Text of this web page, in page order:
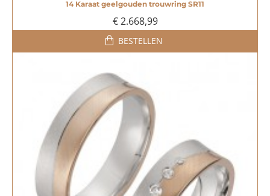
14 Karaat geelgouden trouwring SR11
€ 2.668,99
BESTELLEN